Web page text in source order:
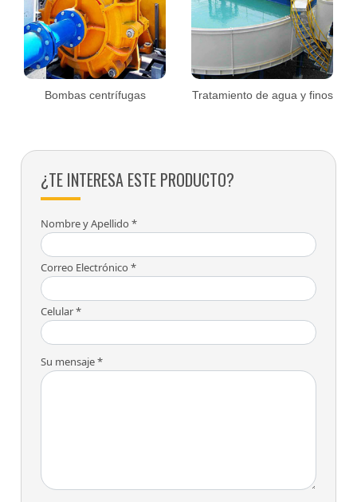
Bombas centrífugas Tratamiento de agua y finos
¿TE INTERESA ESTE PRODUCTO?
Nombre y Apellido *
Correo Electrónico *
Celular *
Su mensaje *